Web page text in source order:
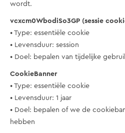
wordt.
vcxcm0WbodiSo3GP (sessie
• Type: essentiële cookie
• Levensduur: session
• Doel: bepalen van tijdelijke
CookieBanner
• Type: essentiële cookie
• Levensduur: 1 jaar
• Doel: bepalen of we de
hebben